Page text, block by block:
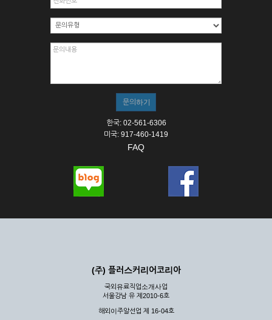
7. 회사의 정보를 사전 승낙 없이 전재, 변조, 복사하여 이용하
8. 기타 회사가 정한 제반 사항을 위반하며 신청하는 경우
제5조 (서비스의 이용 및 중지)
② 시스템 점검, 교체 및 고장, 기술적인 이유, 국가비상사태, 정
스가 불가능할 경우 회사는 사전 공지나 예고 없이 서비스의 전
부 또는 일부를 일시적 또는 영구적으로 중지할 수 있습니다.
③ 기타 회사는 서비스를 제공할 수 없는 합당한 사유가 발생한
④ 회사는 제 2항 및 제 3항의 사유로 서비스의 제공이 일시적
여 배상하지 않습니다.
제3장 권리 및 의무
공할 수 있도록 최선의 노력을 다하여야 합니다.
게 누설, 배포하여서는 안됩니다. 다만, 관계법령에 의하여 국가
기관 등의 합법적인 요구가 있는 경우에는 해당 되지 않습니다.
③ 회사는 이용자로부터 제기되는 의견이나 불만이 정당하다고
한국: 02-561-6306
미국: 917-460-1419
FAQ
(주) 플러스커리어코리아
국외유료직업소개사업
서울강남 유 제2010-6호
해외이주알선업 제 16-04호